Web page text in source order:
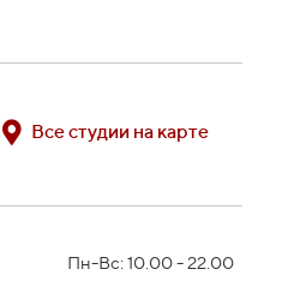
Все студии на карте
Пн-Вс: 10.00 - 22.00